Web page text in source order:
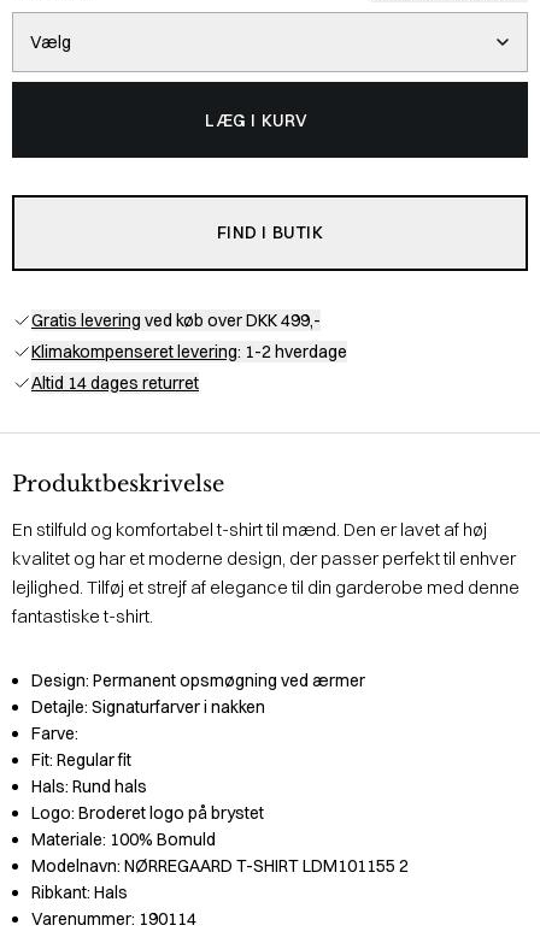
Vælg
LÆG I KURV
FIND I BUTIK
Gratis levering ved køb over DKK 499,-
Klimakompenseret levering: 1-2 hverdage
Altid 14 dages returret
Produktbeskrivelse
En stilfuld og komfortabel t-shirt til mænd. Den er lavet af høj
kvalitet og har et moderne design, der passer perfekt til enhver
lejlighed. Tilføj et strejf af elegance til din garderobe med denne
fantastiske t-shirt.
Design: Permanent opsmøgning ved ærmer
Detajle: Signaturfarver i nakken
Farve:
Fit: Regular fit
Hals: Rund hals
Logo: Broderet logo på brystet
Materiale: 100% Bomuld
Modelnavn: NØRREGAARD T-SHIRT LDM101155 2
Ribkant: Hals
Varenummer: 190114